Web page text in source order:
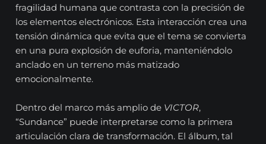
fragilidad humana que contrasta con la precisión de
los elementos electrónicos. Esta interacción crea una
tensión dinámica que evita que el tema se convierta
en una pura explosión de euforia, manteniéndolo
anclado en un terreno más matizado
emocionalmente.
Dentro del marco más amplio de VICTOR,
“Sundance” puede interpretarse como la primera
articulación clara de transformación. El álbum, tal